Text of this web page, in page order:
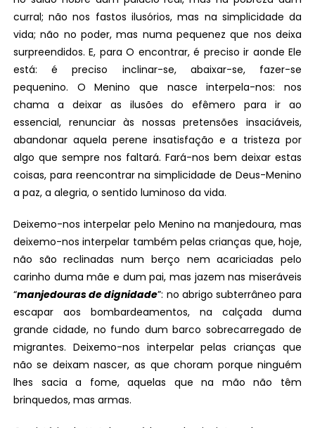
curral; não nos fastos ilusórios, mas na simplicidade da
vida; não no poder, mas numa pequenez que nos deixa
surpreendidos. E, para O encontrar, é preciso ir aonde Ele
está: é preciso inclinar-se, abaixar-se, fazer-se
pequenino. O Menino que nasce interpela-nos: nos
chama a deixar as ilusões do efêmero para ir ao
essencial, renunciar às nossas pretensões insaciáveis,
abandonar aquela perene insatisfação e a tristeza por
algo que sempre nos faltará. Fará-nos bem deixar estas
coisas, para reencontrar na simplicidade de Deus-Menino
a paz, a alegria, o sentido luminoso da vida.
Deixemo-nos interpelar pelo Menino na manjedoura, mas
deixemo-nos interpelar também pelas crianças que, hoje,
não são reclinadas num berço nem acariciadas pelo
carinho duma mãe e dum pai, mas jazem nas miseráveis
“manjedouras de dignidade”: no abrigo subterrâneo para
escapar aos bombardeamentos, na calçada duma
grande cidade, no fundo dum barco sobrecarregado de
migrantes. Deixemo-nos interpelar pelas crianças que
não se deixam nascer, as que choram porque ninguém
lhes sacia a fome, aquelas que na mão não têm
brinquedos, mas armas.